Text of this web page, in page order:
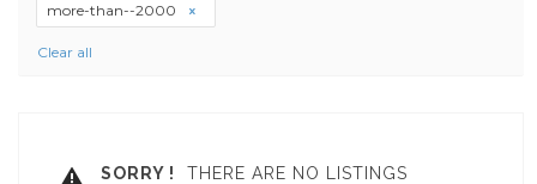
more-than--2000
Clear all
SORRY !
THERE ARE NO LISTINGS